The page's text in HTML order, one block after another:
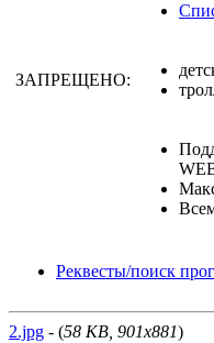
ЗАПРЕЩЕНО:
Реквесты/поиск
2.jpg - (58 KB, 901x881)